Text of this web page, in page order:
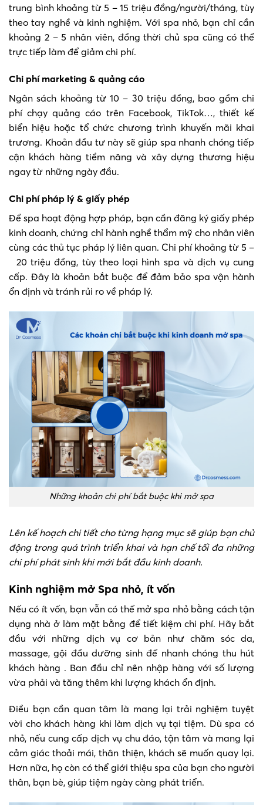
trung bình khoảng từ 5 – 15 triệu đồng/người/tháng, tùy
theo tay nghề và kinh nghiệm. Với spa nhỏ, bạn chỉ cần
khoảng 2 – 5 nhân viên, đồng thời chủ spa cũng có thể
trực tiếp làm để giảm chi phí.
Chi phí marketing & quảng cáo
Ngân sách khoảng từ 10 – 30 triệu đồng, bao gồm chi
phí chạy quảng cáo trên Facebook, TikTok…, thiết kế
biển hiệu hoặc tổ chức chương trình khuyến mãi khai
trương. Khoản đầu tư này sẽ giúp spa nhanh chóng tiếp
cận khách hàng tiềm năng và xây dựng thương hiệu
ngay từ những ngày đầu.
Chi phí pháp lý & giấy phép
Để spa hoạt động hợp pháp, bạn cần đăng ký giấy phép
kinh doanh, chứng chỉ hành nghề thẩm mỹ cho nhân viên
cùng các thủ tục pháp lý liên quan. Chi phí khoảng từ 5 –
20 triệu đồng, tùy theo loại hình spa và dịch vụ cung
cấp. Đây là khoản bắt buộc để đảm bảo spa vận hành
ổn định và tránh rủi ro về pháp lý.
Những khoản chi phí bắt buộc khi mở spa
Lên kế hoạch chi tiết cho từng hạng mục sẽ giúp bạn chủ
động trong quá trình triển khai và hạn chế tối đa những
chi phí phát sinh khi mới bắt đầu kinh doanh.
Kinh nghiệm mở Spa nhỏ, ít vốn
Nếu có ít vốn, bạn vẫn có thể mở spa nhỏ bằng cách tận
dụng nhà ở làm mặt bằng để tiết kiệm chi phí. Hãy bắt
đầu với những dịch vụ cơ bản như chăm sóc da,
massage, gội đầu dưỡng sinh để nhanh chóng thu hút
khách hàng . Ban đầu chỉ nên nhập hàng với số lượng
vừa phải và tăng thêm khi lượng khách ổn định.
Điều bạn cần quan tâm là mang lại trải nghiệm tuyệt
vời cho khách hàng khi làm dịch vụ tại tiệm. Dù spa có
nhỏ, nếu cung cấp dịch vụ chu đáo, tận tâm và mang lại
cảm giác thoải mái, thân thiện, khách sẽ muốn quay lại.
Hơn nữa, họ còn có thể giới thiệu spa của bạn cho người
thân, bạn bè, giúp tiệm ngày càng phát triển.